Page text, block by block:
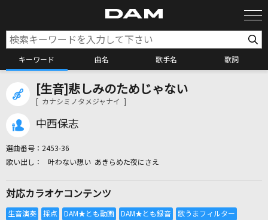
キーワード 曲名 歌手名 歌詞
カラオケ検索
全国りれき
[生音]悲しみのためじゃない
[ カナシミノタメジャナイ ]
中西保志
選曲番号： 2453-36
叶わない想い あきらめた夜にさえ
対応カラオケコンテンツ